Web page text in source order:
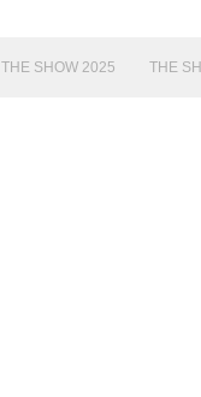
THE SHOW 2025 THE